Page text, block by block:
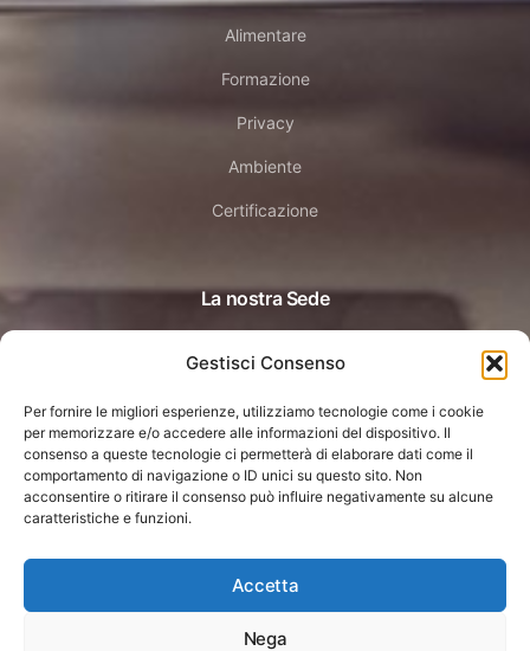
Gestisci Consenso
Per fornire le migliori esperienze, utilizziamo tecnologie come i cookie
per memorizzare e/o accedere alle informazioni del dispositivo. Il
consenso a queste tecnologie ci permetterà di elaborare dati come il
comportamento di navigazione o ID unici su questo sito. Non
acconsentire o ritirare il consenso può influire negativamente su alcune
caratteristiche e funzioni.
Accetta
Nega
Alimentare
Formazione
Privacy
Ambiente
Certificazione
La nostra Sede
Dossobuono (Verona)
© Copyright 2026 Acons srl Unipersonale ®
Via Staffali, 44/H 37062, Dossobuono di Villafranca (VR) | PI: